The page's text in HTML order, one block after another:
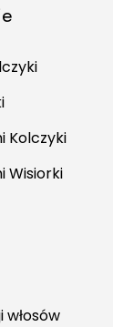
Kolczyki
Wisiorki